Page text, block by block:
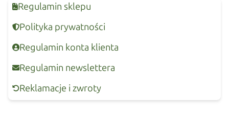
Regulamin sklepu
Polityka prywatności
Regulamin konta klienta
Regulamin newslettera
Reklamacje i zwroty